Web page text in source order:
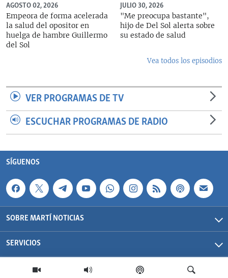
AGOSTO 02, 2026
Empeora de forma acelerada
la salud del opositor en
huelga de hambre Guillermo
del Sol
JULIO 30, 2026
"Me preocupa bastante",
hijo de Del Sol alerta sobre
su estado de salud
Vea todos los episodios
VER PROGRAMAS DE TV
ESCUCHAR PROGRAMAS DE RADIO
SÍGUENOS
SOBRE MARTÍ NOTICIAS
SERVICIOS
Martí Noticias| 2026 | OCB | Todos los derechos reservados.